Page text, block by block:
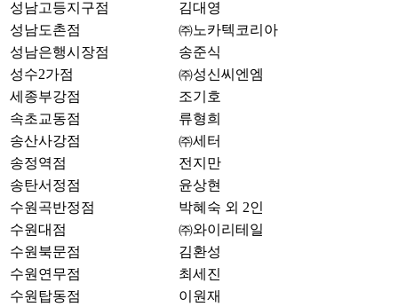
성남고등지구점
김대영
성남도촌점
㈜노카텍코리아
성남은행시장점
송준식
성수2가점
㈜성신씨엔엠
세종부강점
조기호
속초교동점
류형희
송산사강점
㈜세터
송정역점
전지만
송탄서정점
윤상현
수원곡반정점
박혜숙 외 2인
수원대점
㈜와이리테일
수원북문점
김환성
수원연무점
최세진
수원탑동점
이원재